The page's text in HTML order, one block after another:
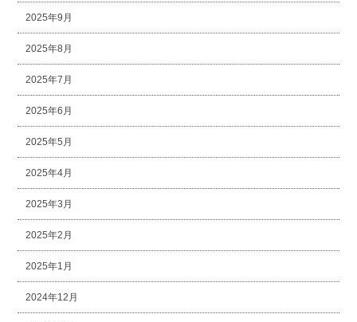
2025年9月
2025年8月
2025年7月
2025年6月
2025年5月
2025年4月
2025年3月
2025年2月
2025年1月
2024年12月